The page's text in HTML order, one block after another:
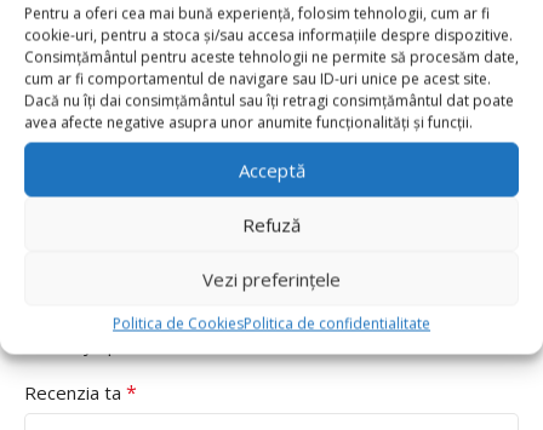
Pentru a oferi cea mai bună experiență, folosim tehnologii, cum ar fi
cookie-uri, pentru a stoca și/sau accesa informațiile despre dispozitive.
Consimțământul pentru aceste tehnologii ne permite să procesăm date,
cum ar fi comportamentul de navigare sau ID-uri unice pe acest site.
Dacă nu îți dai consimțământul sau îți retragi consimțământul dat poate
avea afecte negative asupra unor anumite funcționalități și funcții.
Acceptă
Refuză
Vezi preferințele
Politica de CookiesPolitica de confidentialitate
0
0
Fii primul care scrii o recenzie pentru „Set 50 Baloane
Modelaj Latex Retro Maro/Cocoa 135-145cm”
Adresa ta de email nu va fi publicată.
sunt marcate cu
Recenzia ta *